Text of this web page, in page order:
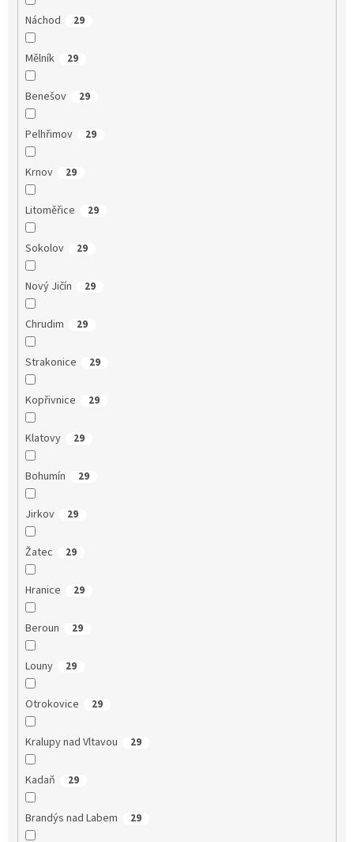
Náchod 29
Mělník 29
Benešov 29
Pelhřimov 29
Krnov 29
Litoměřice 29
Sokolov 29
Nový Jičín 29
Chrudim 29
Strakonice 29
Kopřivnice 29
Klatovy 29
Bohumín 29
Jirkov 29
Žatec 29
Hranice 29
Beroun 29
Louny 29
Otrokovice 29
Kralupy nad Vltavou 29
Kadaň 29
Brandýs nad Labem 29